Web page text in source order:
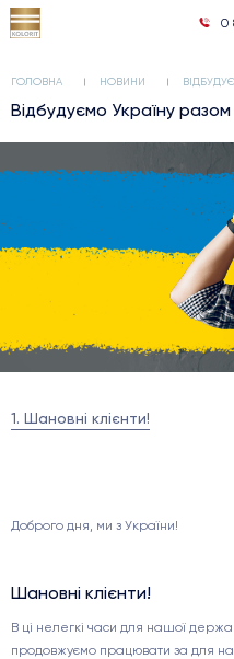
0
ГОЛОВНА НОВИНИ
Відбудуємо Україну разом
1. Шановні клієнти!
Доброго дня, ми з України!
Шановні клієнти!
В ці нелегкі часи для нашої
продовжуємо працювати за для